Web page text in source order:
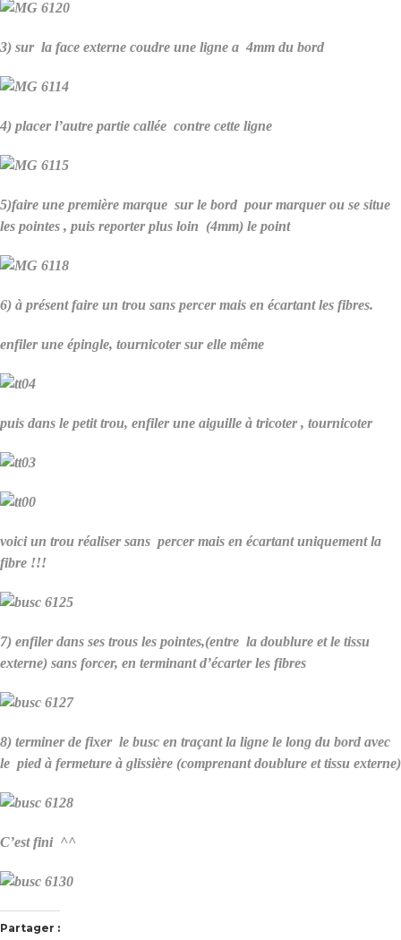
3) sur la face externe coudre une ligne a 4mm du bord
4) placer l’autre partie callée contre cette ligne
5)faire une première marque sur le bord pour marquer ou se situe
les pointes , puis reporter plus loin (4mm) le point
6) à présent faire un trou sans percer mais en écartant les fibres.
enfiler une épingle, tournicoter sur elle même
puis dans le petit trou, enfiler une aiguille à tricoter , tournicoter
voici un trou réaliser sans percer mais en écartant uniquement la
fibre !!!
7) enfiler dans ses trous les pointes,(entre la doublure et le tissu
externe) sans forcer, en terminant d’écarter les fibres
8) terminer de fixer le busc en traçant la ligne le long du bord avec
le pied à fermeture à glissière (comprenant doublure et tissu externe)
C’est fini ^^
Partager :